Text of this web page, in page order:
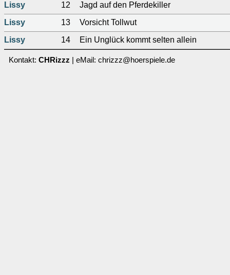
Lissy
12
Jagd auf den Pferdekiller
Lissy
13
Vorsicht Tollwut
Lissy
14 Ein Unglück kommt selten allein
Kontakt: CHRizzz | eMail: chrizzz@hoerspiele.de